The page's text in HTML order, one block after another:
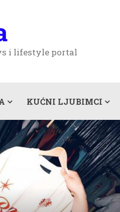
i lifestyle portal
KUĆNI LJUBIMCI